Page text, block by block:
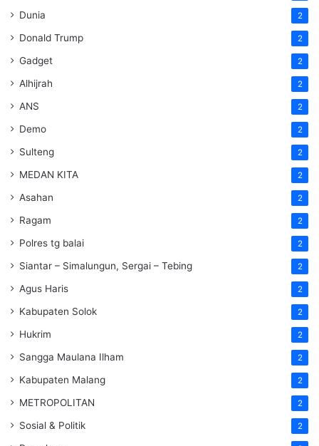
Dunia 2
Donald Trump 2
Gadget 2
Alhijrah 2
ANS 2
Demo 2
Sulteng 2
MEDAN KITA 2
Asahan 2
Ragam 2
Polres tg balai 2
Siantar – Simalungun, Sergai – Tebing 2
Agus Haris 2
Kabupaten Solok 2
Hukrim 2
Sangga Maulana Ilham 2
Kabupaten Malang 2
METROPOLITAN 2
Sosial & Politik 2